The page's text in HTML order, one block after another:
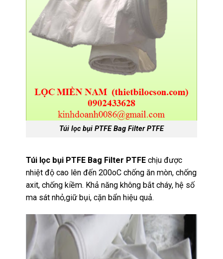
Túi lọc bụi PTFE Bag Filter PTFE
Túi lọc bụi PTFE Bag Filter PTFE chịu được
nhiệt độ cao lên đến 200oC chống ăn mòn, chống
axit, chống kiềm. Khả năng không bắt cháy, hệ số
ma sát nhỏ,giữ bụi, cặn bẩn hiệu quả.